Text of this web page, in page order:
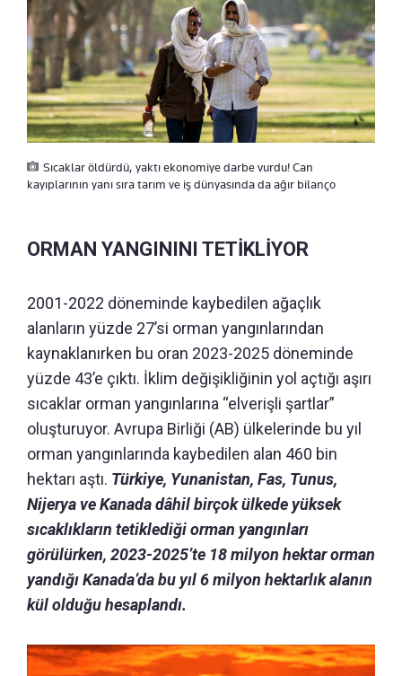
Sıcaklar öldürdü, yaktı ekonomiye darbe vurdu! Can
kayıplarının yanı sıra tarım ve iş dünyasında da ağır bilanço
ORMAN YANGININI TETİKLİYOR
2001-2022 döneminde kaybedilen ağaçlık
alanların yüzde 27’si orman yangınlarından
kaynaklanırken bu oran 2023-2025 döneminde
yüzde 43’e çıktı. İklim değişikliğinin yol açtığı aşırı
sıcaklar orman yangınlarına “elverişli şartlar”
oluşturuyor. Avrupa Birliği (AB) ülkelerinde bu yıl
orman yangınlarında kaybedilen alan 460 bin
hektarı aştı. Türkiye, Yunanistan, Fas, Tunus,
Nijerya ve Kanada dâhil birçok ülkede yüksek
sıcaklıkların tetiklediği orman yangınları
görülürken, 2023-2025’te 18 milyon hektar orman
yandığı Kanada’da bu yıl 6 milyon hektarlık alanın
kül olduğu hesaplandı.